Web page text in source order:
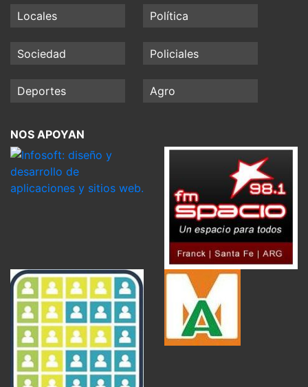
Locales
Política
Sociedad Policiales
Deportes Agro
NOS APOYAN